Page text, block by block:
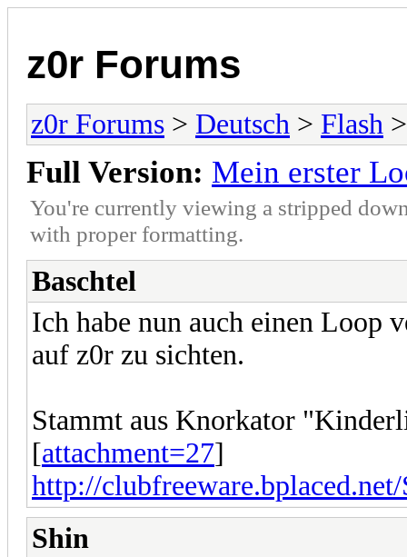
z0r Forums
z0r Forums > Deutsch > Flash
Full Version: Mein erster
You're currently viewing a stripped
with proper formatting.
Baschtel
Ich habe nun auch einen Loop
auf z0r zu sichten.
Stammt aus Knorkator
[attachment=27]
http://
Shin